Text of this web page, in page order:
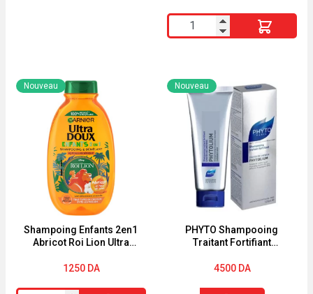
initial
était :
1700 DA.
actuel
est :
1400 DA.
quantité
de
Provost
Laque
Professionnelle
Fixation
Extrême
Expert
Fixation
300ml
Shampoing Enfants 2en1
Abricot Roi Lion Ultra
Nouveau
1250 DA
PHYTO Shampooing
Traitant Fortifiant
Nouveau
4500 DA